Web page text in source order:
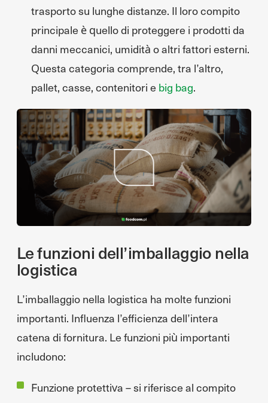
trasporto su lunghe distanze. Il loro compito
principale è quello di proteggere i prodotti da
danni meccanici, umidità o altri fattori esterni.
Questa categoria comprende, tra l’altro,
pallet, casse, contenitori e big bag.
Le funzioni dell’imballaggio nella
logistica
L’imballaggio nella logistica ha molte funzioni
importanti. Influenza l’efficienza dell’intera
catena di fornitura. Le funzioni più importanti
includono:
Funzione protettiva – si riferisce al compito